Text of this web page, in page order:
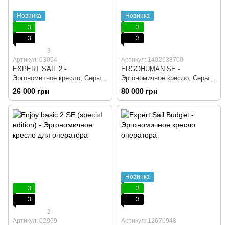
Новинка
3
3
3
Артикул: 03054
EXPERT SAIL 2 -
Эргономичное кресло, Серый,
Компьютерное, Игровое,
Геймерское, Сетка,
Крестовина алюминий, Серый
пластик, Динамическая
поддержка поясницы,
Подголовник регулируемый
26 000 грн
Новинка
3
3
Артикул: 1402938700
ERGOHUMAN SE -
Эргономичное кресло, Серый,
Компьютерное, Игровое,
Геймерское, Крестовина
алюминий, Сетка, Серый
пластик, Динамичная
поясничная поддержка,
Подставка для ног,
80 000 грн
3
3
2
Артикул: 02969
Новинка
3
3
Артикул: 12670948